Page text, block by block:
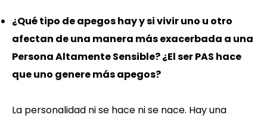
¿Qué tipo de apegos hay y si vivir uno u otro
afectan de una manera más exacerbada a una
Persona Altamente Sensible? ¿El ser PAS hace
que uno genere más apegos?
La personalidad ni se hace ni se nace. Hay una